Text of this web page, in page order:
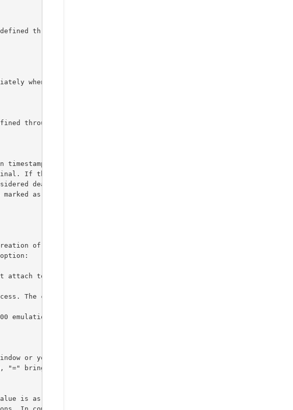
through the "defflow" .screenrc command.
when flow-control is on. See the "defflow" .screenrc command
through the "deflogin" .screenrc command.
identifying your screen sessions. Sessions marked
If the session runs in multiuser mode, it is marked `multi'.
dead, when its name matches either the name of the local host,
as `dead' should be thoroughly checked and removed. Ask your
of a new session is enforced, regardless whether screen is
attach to it. This is useful for system startup scripts.
The command exits if the session terminates.
emulation (only affects auto-margin terminals without `LP'). This
or you want to send a command via the "-X" option to a specific
brings up the windowlist on the blank window, while a "+" will
is as follows: 9 indicates a directory without sessions. 10